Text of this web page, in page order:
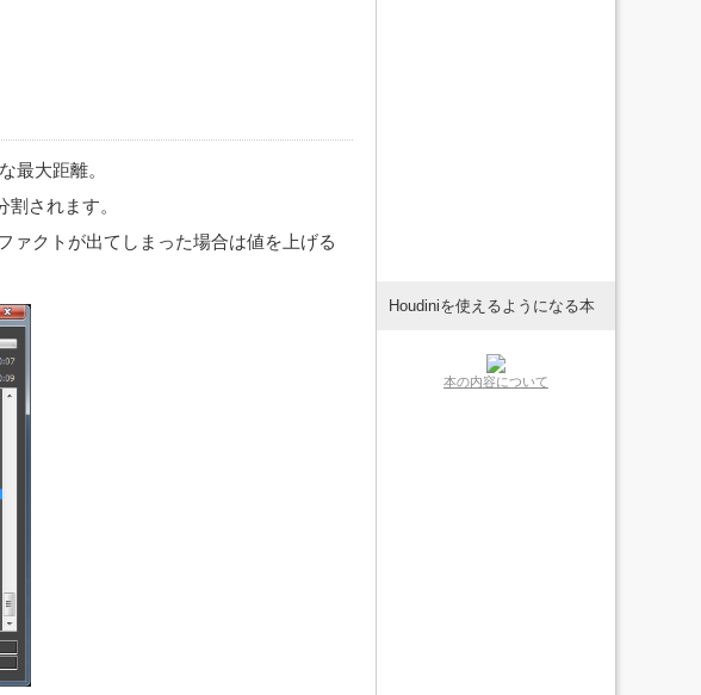
最大距離。
されます。
ァクトが出てしまった場合は値を上げる
Houdiniを使えるようになる本
本の内容について